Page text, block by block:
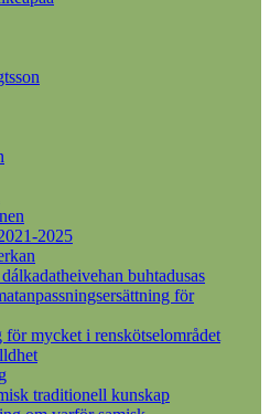
2025
buhtadusas
för
mycket i renskötselområdet
traditionell kunskap